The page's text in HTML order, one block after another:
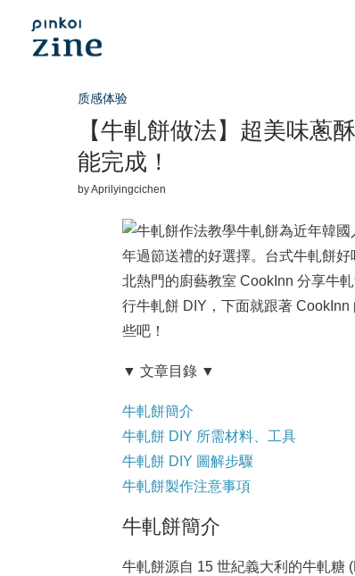
质感体验
【牛軋餅做法】超美味蔥
能完成！
byAprilyingcichen
牛軋餅為近年韓
年過節送禮的好選擇。台式牛軋餅
北熱門的廚藝教室 CookInn 分享牛
行牛軋餅 DIY，下面就跟著
些吧！
▼ 文章目錄 ▼
牛軋餅簡介
牛軋餅 DIY 所需材料、工具
牛軋餅 DIY 圖解步驟
牛軋餅製作注意事項
牛軋餅簡介
牛軋餅源自 15 世紀義大利的牛軋糖